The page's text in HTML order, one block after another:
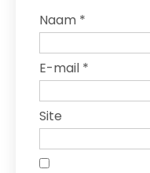
Naam *
E-mail *
Site